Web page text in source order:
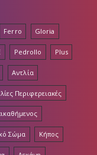
Ferro Gloria
Pedrollo Plus
Αντλία
Περιφερειακές
Σώμα Κήπος